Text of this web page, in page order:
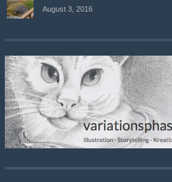
August 3, 2016